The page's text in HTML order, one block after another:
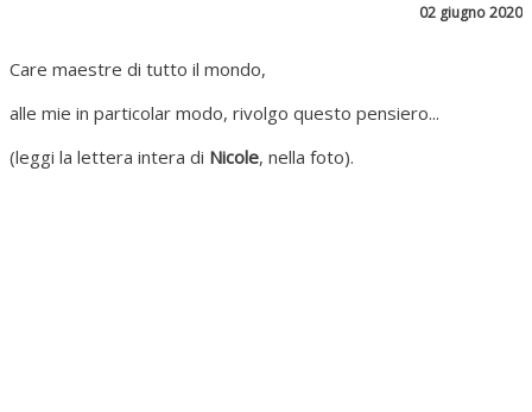
02 giugno 2020
Care maestre di tutto il mondo,
alle mie in particolar modo, rivolgo questo pensiero...
(leggi la lettera intera di Nicole, nella foto).